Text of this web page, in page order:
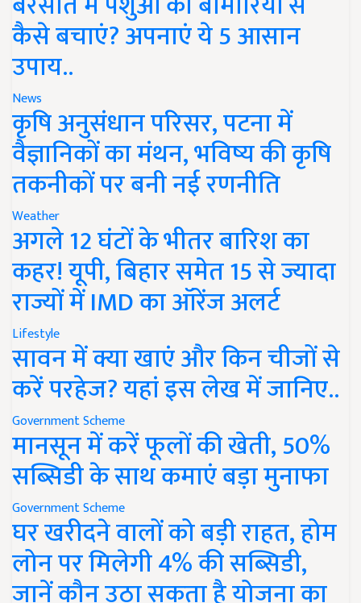
कैसे बचाएं? अपनाएं ये 5 आसान
उपाय..
News
कृषि अनुसंधान परिसर, पटना में
वैज्ञानिकों का मंथन, भविष्य की कृषि
तकनीकों पर बनी नई रणनीति
Weather
अगले 12 घंटों के भीतर बारिश का
कहर! यूपी, बिहार समेत 15 से ज्यादा
राज्यों में IMD का ऑरेंज अलर्ट
Lifestyle
सावन में क्या खाएं और किन चीजों से
करें परहेज? यहां इस लेख में जानिए..
Government Scheme
मानसून में करें फूलों की खेती, 50%
सब्सिडी के साथ कमाएं बड़ा मुनाफा
Government Scheme
घर खरीदने वालों को बड़ी राहत, होम
लोन पर मिलेगी 4% की सब्सिडी,